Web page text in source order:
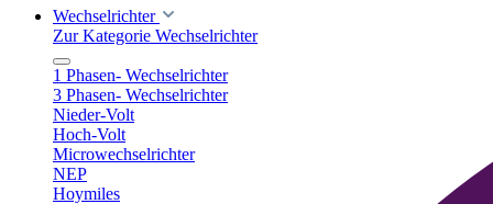
Wechselrichter
Zur Kategorie Wechselrichter
1 Phasen- Wechselrichter
3 Phasen- Wechselrichter
Nieder-Volt
Hoch-Volt
Microwechselrichter
NEP
Hoymiles